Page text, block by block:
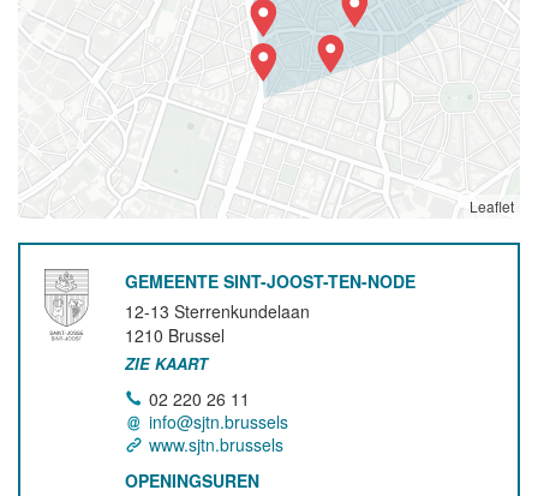
Leaflet
GEMEENTE SINT-JOOST-TEN-NODE
12-13 Sterrenkundelaan
1210 Brussel
ZIE KAART
02 220 26 11
info@sjtn.brussels
www.sjtn.brussels
OPENINGSUREN